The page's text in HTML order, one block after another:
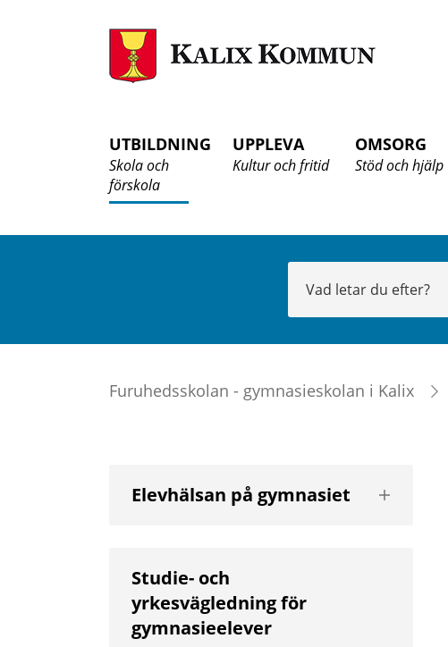
UTBILDNING
Skola och
förskola
UPPLEVA
Kultur och fritid
OMSORG
Stöd och hjälp
Furuhedsskolan - gymnasieskolan i Kalix
Elevhälsan på gymnasiet
Visa
nästa
Studie- och
yrkesvägledning för
gymnasieelever